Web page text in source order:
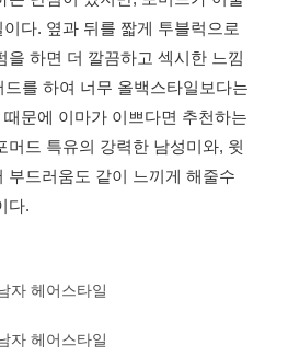
다. 옆과 뒤를 짧게 투블럭으로
을 하면 더 깔끔하고 섹시한 느낌
를 하여 너무 올백스타일보다는
문에 이마가 이쁘다면 추천하는
머드 특유의 강력한 남성미와, 윗
부드러움도 같이 느끼게 해줄수
다.